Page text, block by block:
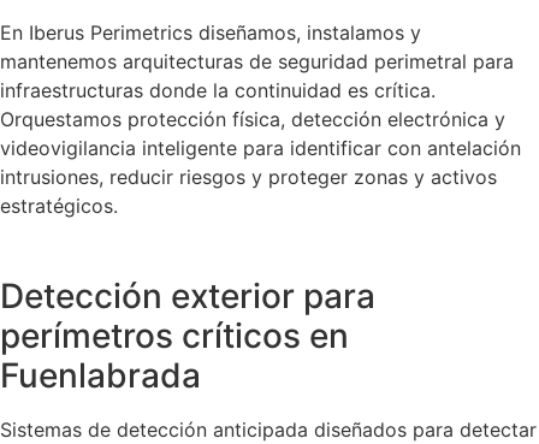
En Iberus Perimetrics diseñamos, instalamos y
mantenemos arquitecturas de seguridad perimetral para
infraestructuras donde la continuidad es crítica.
Orquestamos protección física, detección electrónica y
videovigilancia inteligente para identificar con antelación
intrusiones, reducir riesgos y proteger zonas y activos
estratégicos.
Detección exterior para
perímetros críticos en
Fuenlabrada
Sistemas de detección anticipada diseñados para detectar